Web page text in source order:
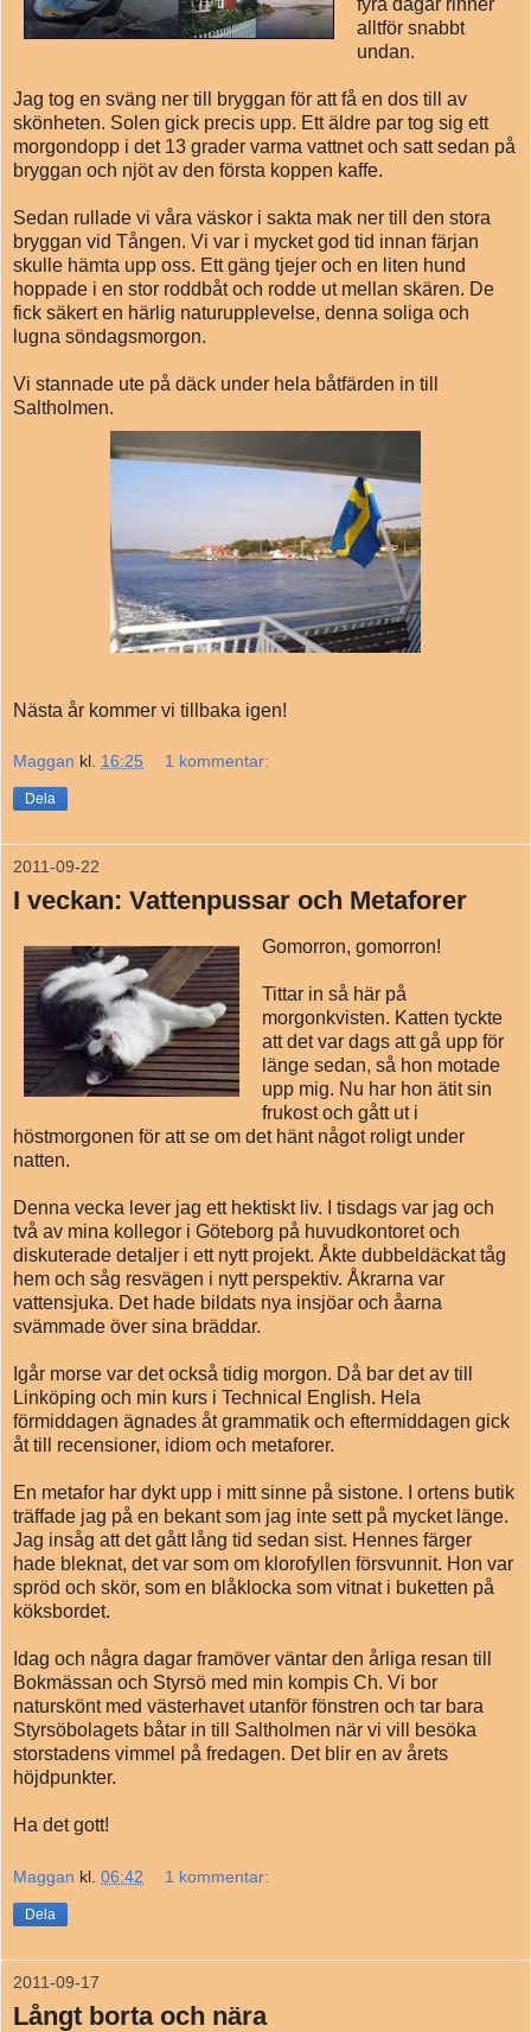
alltför snabbt
undan.
Jag tog en sväng ner till bryggan för att få en dos till av
skönheten. Solen gick precis upp. Ett äldre par tog sig ett
morgondopp i det 13 grader varma vattnet och satt sedan på
bryggan och njöt av den första koppen kaffe.
Sedan rullade vi våra väskor i sakta mak ner till den stora
bryggan vid Tången. Vi var i mycket god tid innan färjan
skulle hämta upp oss. Ett gäng tjejer och en liten hund
hoppade i en stor roddbåt och rodde ut mellan skären. De
fick säkert en härlig naturupplevelse, denna soliga och
lugna söndagsmorgon.
Vi stannade ute på däck under hela båtfärden in till
Saltholmen.
Nästa år kommer vi tillbaka igen!
Maggan kl. 16:25 1 kommentar:
Dela
2011-09-22
I veckan: Vattenpussar och Metaforer
Gomorron, gomorron!
Tittar in så här på
morgonkvisten. Katten tyckte
att det var dags att gå upp för
länge sedan, så hon motade
upp mig. Nu har hon ätit sin
frukost och gått ut i
höstmorgonen för att se om det hänt något roligt under
natten.
Denna vecka lever jag ett hektiskt liv. I tisdags var jag och
två av mina kollegor i Göteborg på huvudkontoret och
diskuterade detaljer i ett nytt projekt. Åkte dubbeldäckat tåg
hem och såg resvägen i nytt perspektiv. Åkrarna var
vattensjuka. Det hade bildats nya insjöar och åarna
svämmade över sina bräddar.
Igår morse var det också tidig morgon. Då bar det av till
Linköping och min kurs i Technical English. Hela
förmiddagen ägnades åt grammatik och eftermiddagen gick
åt till recensioner, idiom och metaforer.
En metafor har dykt upp i mitt sinne på sistone. I ortens butik
träffade jag på en bekant som jag inte sett på mycket länge.
Jag insåg att det gått lång tid sedan sist. Hennes färger
hade bleknat, det var som om klorofyllen försvunnit. Hon var
spröd och skör, som en blåklocka som vitnat i buketten på
köksbordet.
Idag och några dagar framöver väntar den årliga resan till
Bokmässan och Styrsö med min kompis Ch. Vi bor
naturskönt med västerhavet utanför fönstren och tar bara
Styrsöbolagets båtar in till Saltholmen när vi vill besöka
storstadens vimmel på fredagen. Det blir en av årets
höjdpunkter.
Ha det gott!
Maggan kl. 06:42 1 kommentar:
Dela
2011-09-17
Långt borta och nära